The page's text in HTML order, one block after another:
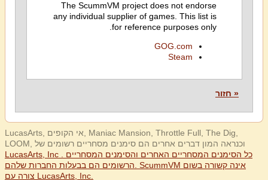
The ScummVM project does not endorse
any individual supplier of games. This list is
for reference purposes only.
GOG.com
Steam
« חזור
LucasArts, אי הקופים, Maniac Mansion, Throttle Full, The Dig,
LOOM, וכנראה המון דברים אחרים הם סימנים מסחריים רשומים של
LucasArts, Inc . כל הסימנים המסחריים האחרים והסימנים המסחריים
הרשומים הם בבעלות החברות שלהם. ScummVM אינה קשורה בשום
צורה עם LucasArts, Inc.